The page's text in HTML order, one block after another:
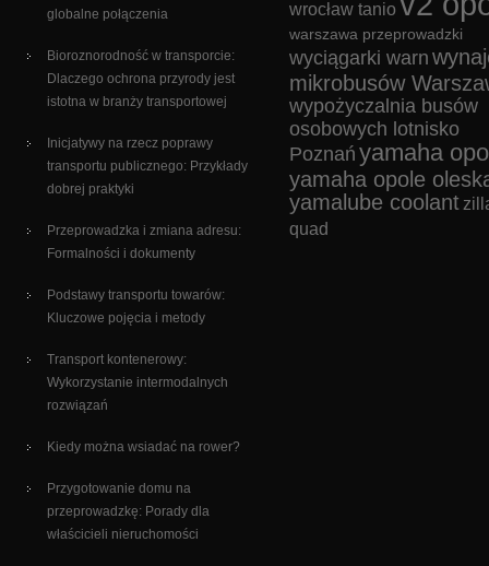
globalne połączenia
Bioroznorodność w transporcie:
Dlaczego ochrona przyrody jest
istotna w branży transportowej
Inicjatywy na rzecz poprawy
transportu publicznego: Przykłady
dobrej praktyki
Przeprowadzka i zmiana adresu:
Formalności i dokumenty
Podstawy transportu towarów:
Kluczowe pojęcia i metody
Transport kontenerowy:
Wykorzystanie intermodalnych
rozwiązań
Kiedy można wsiadać na rower?
Przygotowanie domu na
przeprowadzkę: Porady dla
właścicieli nieruchomości
wrocław tanio
warszawa przeprowadzki
wyciągarki warn
mikrobusów
wypożyczalnia busów
osobowych lotnisko
Poznań yamaha
yamaha opole
yamalube coolant
quad